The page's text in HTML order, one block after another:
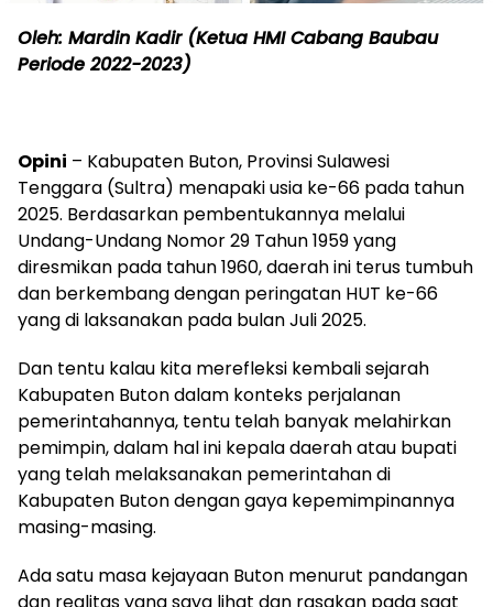
Oleh: Mardin Kadir (Ketua HMI Cabang Baubau
Periode 2022-2023)
Opini – Kabupaten Buton, Provinsi Sulawesi
Tenggara (Sultra) menapaki usia ke-66 pada tahun
2025. Berdasarkan pembentukannya melalui
Undang-Undang Nomor 29 Tahun 1959 yang
diresmikan pada tahun 1960, daerah ini terus tumbuh
dan berkembang dengan peringatan HUT ke-66
yang di laksanakan pada bulan Juli 2025.
Dan tentu kalau kita merefleksi kembali sejarah
Kabupaten Buton dalam konteks perjalanan
pemerintahannya, tentu telah banyak melahirkan
pemimpin, dalam hal ini kepala daerah atau bupati
yang telah melaksanakan pemerintahan di
Kabupaten Buton dengan gaya kepemimpinannya
masing-masing.
Ada satu masa kejayaan Buton menurut pandangan